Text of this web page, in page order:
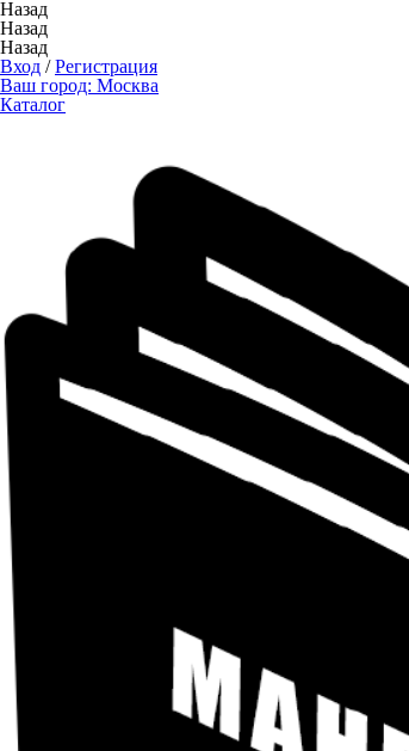
Назад
Назад
Назад
Вход /Регистрация
Ваш город: Москва
Каталог